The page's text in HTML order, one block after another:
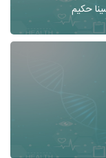
حکیم